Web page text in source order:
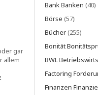
gar
allem
Bank Banken (40)
Börse (57)
Bücher(255)
Bonität
BWL
Factoring
Finanzen